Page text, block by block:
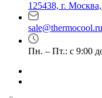
125438, г.
sale@thermocool.ru
Пн. – Пт.: с 9:00